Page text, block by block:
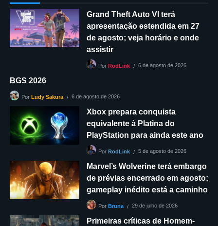
Grand Theft Auto VI terá
apresentação estendida em 27
de agosto; veja horário e onde
assistir
Por RodLink 6 de agosto de 2026
BGS 2026
Por Ludy Sakura 6 de agosto de 2026
Xbox prepara conquista
equivalente à Platina do
PlayStation para ainda este ano
Por RodLink 5 de agosto de 2026
Marvel’s Wolverine terá embargo
de prévias encerrado em agosto;
gameplay inédito está a caminho
Por Bruna 29 de julho de 2026
Primeiras críticas de Homem-